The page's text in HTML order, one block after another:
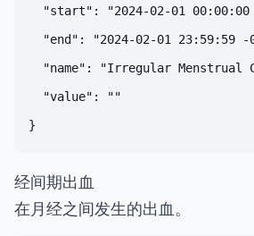
"start": "2024-02-01 00:00:00
"end": "2024-02-01 23:59:59 -
"name": "Irregular Menstrual
  "value": ""
经间期出血
在月经之间发生的出血。